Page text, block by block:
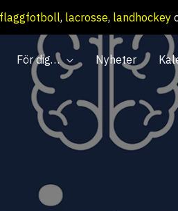
flaggfotboll, lacrosse, landhockey
För dig… Nyheter